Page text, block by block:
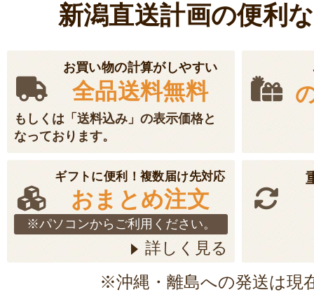
新潟直送計画の便利
お買い物の計算がしやすい
全品送料無料
もしくは「送料込み」の表示価格と
なっております。
ギフトに便利！複数届け先対応
おまとめ注文
※パソコンからご利用ください。
詳しく見る
※沖縄・離島への発送は現